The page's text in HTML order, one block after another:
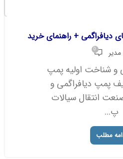
دیافراگمی + راهنمای خرید
مدیر 0
و شناخت اولیه پمپ
پمپ دیافراگمی و
انتقال سیالات
پ...
مطلب